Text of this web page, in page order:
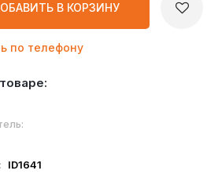
В КОРЗИНУ
по телефону
ID1641